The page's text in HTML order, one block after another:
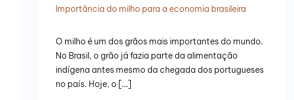
Importância do milho para a economia brasileira
O milho é um dos grãos mais importantes do mundo.
No Brasil, o grão já fazia parte da alimentação
indígena antes mesmo da chegada dos portugueses
no país. Hoje, o […]